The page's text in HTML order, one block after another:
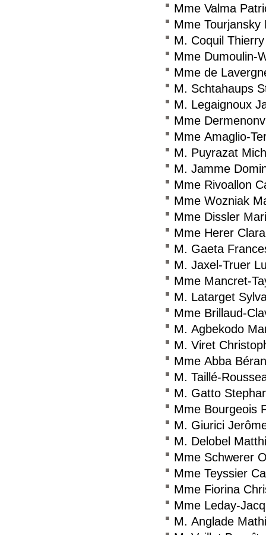
Mme Valma
Mme Tourjansky
M. Coquil Thierry
Mme Dumoulin-
Mme de
M. Schtahaups
M. Legaignoux
Mme
Mme Amaglio-
M. Puyrazat
M. Jamme
Mme Rivoallon
Mme Wozniak
Mme Dissler
Mme Herer Clara
M. Gaeta
M. Jaxel-Truer
Mme Mancret-
M. Latarget
Mme Brillaud-
M. Agbekodo
M. Viret
Mme Abba
M. Taillé-
M. Gatto
Mme Bourgeois
M. Giurici
M. Delobel
Mme Schwerer
Mme Teyssier
Mme Fiorina
Mme Leday-
M. Anglade